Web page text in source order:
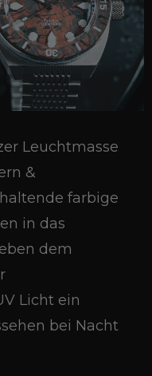
Leuchtmasse
&
farbige
in das
dem
Licht ein
bei Nacht